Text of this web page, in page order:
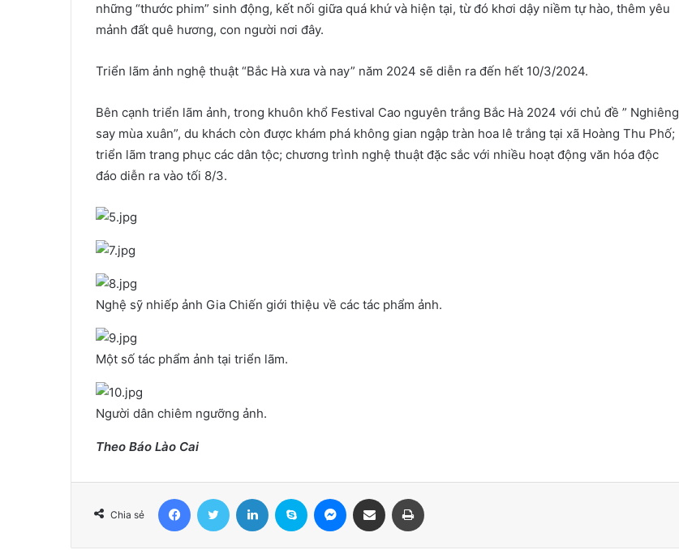
những “thước phim” sinh động, kết nối giữa quá khứ và hiện tại, từ đó khơi dậy niềm tự hào, thêm yêu
mảnh đất quê hương, con người nơi đây.
Triển lãm ảnh nghệ thuật “Bắc Hà xưa và nay” năm 2024 sẽ diễn ra đến hết 10/3/2024.
Bên cạnh triển lãm ảnh, trong khuôn khổ Festival Cao nguyên trắng Bắc Hà 2024 với chủ đề ” Nghiêng
say mùa xuân”, du khách còn được khám phá không gian ngập tràn hoa lê trắng tại xã Hoàng Thu Phố;
triển lãm trang phục các dân tộc; chương trình nghệ thuật đặc sắc với nhiều hoạt động văn hóa độc
đáo diễn ra vào tối 8/3.
Nghệ sỹ nhiếp ảnh Gia Chiến giới thiệu về các tác phẩm ảnh.
Một số tác phẩm ảnh tại triển lãm.
Người dân chiêm ngưỡng ảnh.
Theo Báo Lào Cai
Chia sẻ
FacebookTwitter LinkedIn Skype Messenger
Chia sẻ qua email